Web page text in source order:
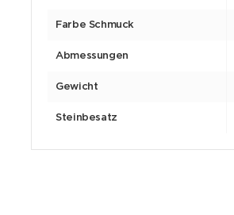
Farbe Schmuck
Abmessungen
Gewicht
Steinbesatz